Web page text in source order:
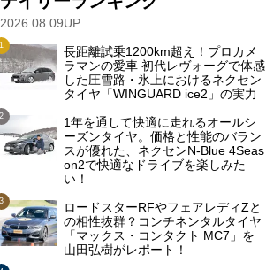
2026.08.09UP
長距離試乗1200km超え！プロカメ
ラマンの愛車 初代レヴォーグで体感
した圧雪路・氷上におけるネクセン
タイヤ「WINGUARD ice2」の実力
1年を通して快適に走れるオールシ
ーズンタイヤ。価格と性能のバラン
スが優れた、ネクセンN-Blue 4Seas
on2で快適なドライブを楽しみた
い！
ロードスターRFやフェアレディZと
の相性抜群？コンチネンタルタイヤ
「マックス・コンタクト MC7」を
山田弘樹がレポート！